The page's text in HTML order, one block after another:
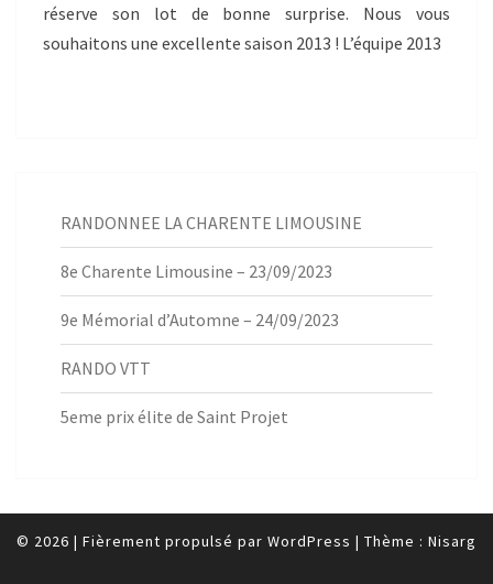
réserve son lot de bonne surprise. Nous vous
souhaitons une excellente saison 2013 ! L’équipe 2013
RANDONNEE LA CHARENTE LIMOUSINE
8e Charente Limousine – 23/09/2023
9e Mémorial d’Automne – 24/09/2023
RANDO VTT
5eme prix élite de Saint Projet
© 2026 | Fièrement propulsé par WordPress | Thème : Nisarg